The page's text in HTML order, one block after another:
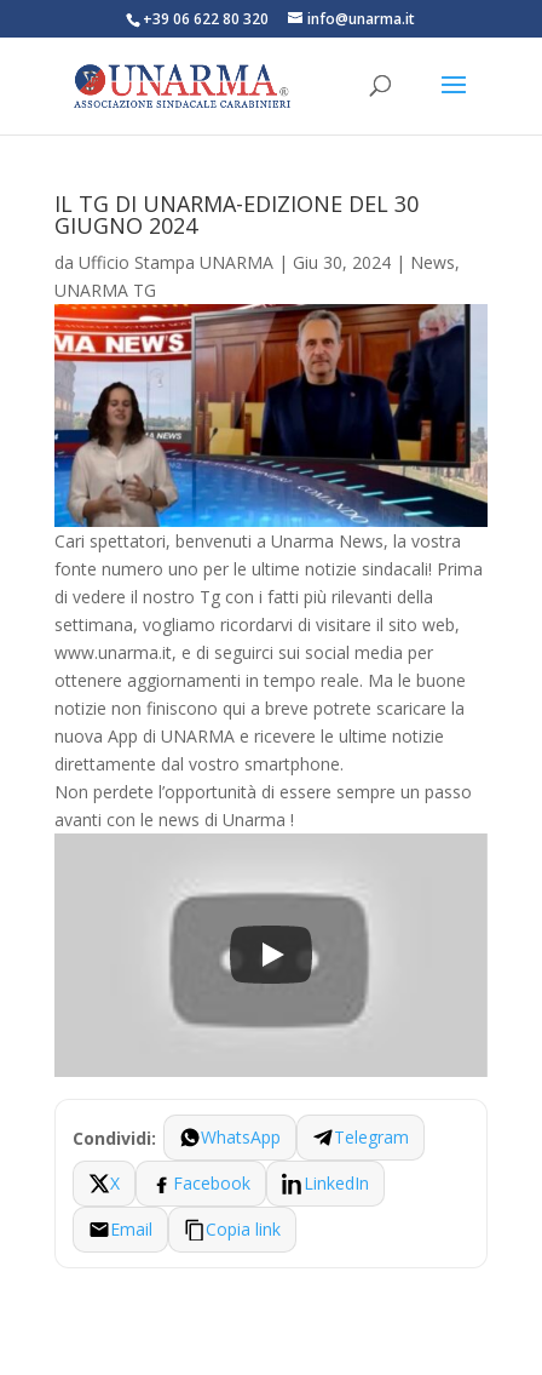
+39 06 622 80 320 info@unarma.it
IL TG DI UNARMA-EDIZIONE DEL 30
GIUGNO 2024
da Ufficio Stampa UNARMA| Giu 30, 2024| News,
UNARMA TG
Cari spettatori, benvenuti a Unarma News, la vostra
fonte numero uno per le ultime notizie sindacali! Prima
di vedere il nostro Tg con i fatti più rilevanti della
settimana, vogliamo ricordarvi di visitare il sito web,
www.unarma.it, e di seguirci sui social media per
ottenere aggiornamenti in tempo reale. Ma le buone
notizie non finiscono qui a breve potrete scaricare la
nuova App di UNARMA e ricevere le ultime notizie
direttamente dal vostro smartphone.
Non perdete l’opportunità di essere sempre un passo
avanti con le news di Unarma !
Condividi: WhatsApp
Telegram
X
Facebook
LinkedIn
Email
Copia link